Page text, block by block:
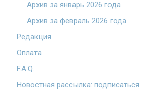
Архив за январь 2026 года
Архив за февраль 2026 года
Редакция
Оплата
F.A.Q.
Новостная рассылка: подписаться